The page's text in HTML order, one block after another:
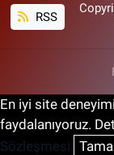
RSS
En iyi site
faydalanıyoruz.
Sözleşmesi